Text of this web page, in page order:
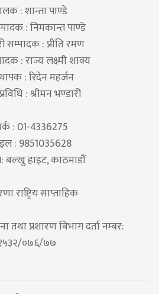
: शान्ता पाण्डे
: निमकान्त पाण्डे
सम्पादक : प्रीति रमण
: राज्य लक्ष्मी शाक्य
: रिदेन महर्जन
: श्रीमन भण्डारी
: 01-4336275
: 9851035628
बल्खु हाइट, काठमाडौं
राष्ट्रिय साप्ताहिक
तथा प्रशारण बिभाग दर्ता नम्बर:
०७६/७७